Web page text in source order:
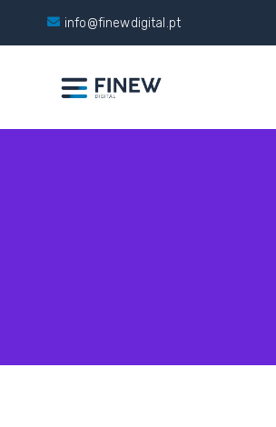
info@finewdigital.pt